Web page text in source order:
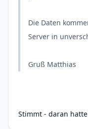
Die Daten
Server in
Gruß Matthias
Stimmt - daran